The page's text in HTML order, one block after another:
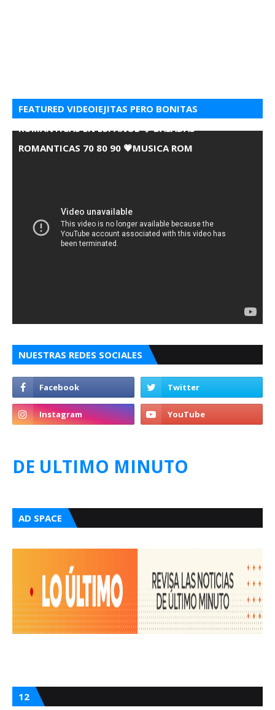
FEATURED VIDEOIEJITAS PERO BONITAS
ROMANTICAS EN ESPANOL 💘 BALADAS
ROMANTICAS 70 80 90 💗MUSICA ROM
NUESTRAS REDES SOCIALES
DE ULTIMO MINUTO
AD SPACE
12